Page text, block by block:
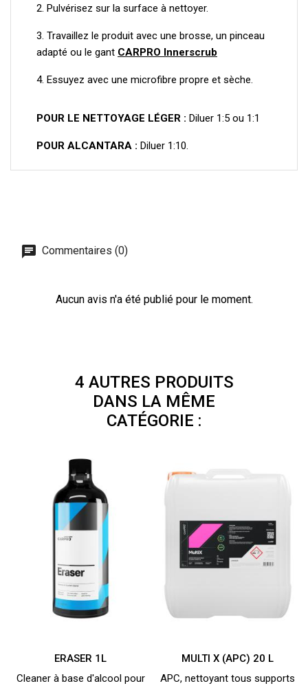
2. Pulvérisez sur la surface à nettoyer.
3. Travaillez le produit avec une brosse, un pinceau
adapté ou le gant CARPRO Innerscrub
4. Essuyez avec une microfibre propre et sèche.
POUR LE NETTOYAGE LÉGER : Diluer 1:5 ou 1:1
POUR ALCANTARA : Diluer 1:10.
Commentaires (0)
Aucun avis n'a été publié pour le moment.
4 AUTRES PRODUITS
DANS LA MÊME
CATÉGORIE :
ERASER 1L
Cleaner à base d'alcool pour
MULTI X (APC) 20 L
APC, nettoyant tous supports